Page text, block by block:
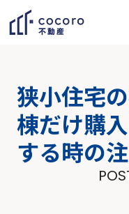
狭小住宅
棟だけ購
する時の